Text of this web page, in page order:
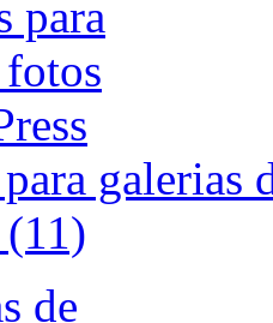
galerias